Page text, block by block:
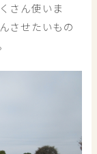
さん使いま
させたいもの